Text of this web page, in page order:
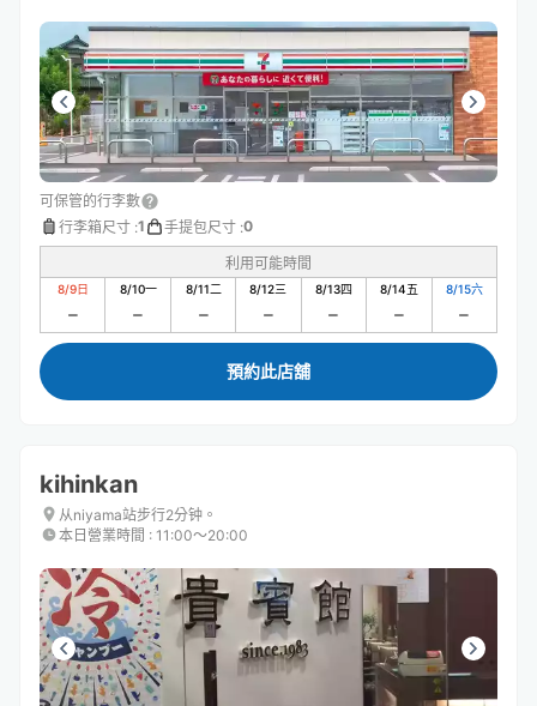
可保管的行李數
行李箱尺寸 :1 手提包尺寸 :0
利用可能時間
8/9日 8/10一 8/11二 8/12三 8/13四 8/14五 8/15六
預約此店舖
kihinkan
从niyama站步行2分钟。
本日營業時間 : 11:00〜20:00